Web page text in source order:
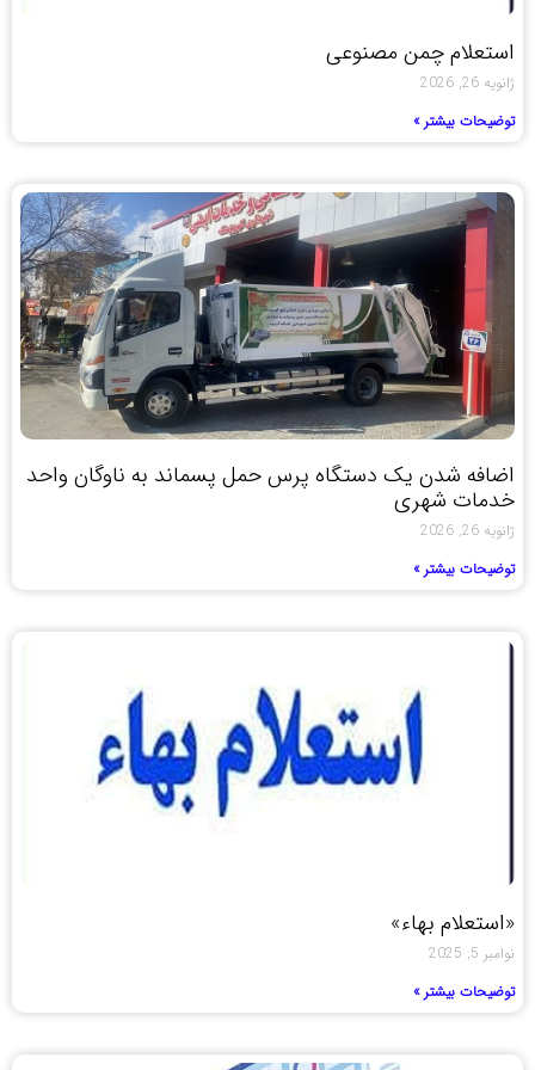
استعلام چمن مصنوعی
ژانویه 26, 2026
توضیحات بیشتر »
اضافه شدن یک دستگاه پرس حمل پسماند به ناوگان واحد
خدمات شهری
ژانویه 26, 2026
توضیحات بیشتر »
«استعلام بهاء»
نوامبر 5, 2025
توضیحات بیشتر »